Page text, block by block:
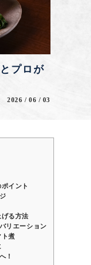
プロが
2026 / 06 / 03
イント
る方法
リエーション
煮
！